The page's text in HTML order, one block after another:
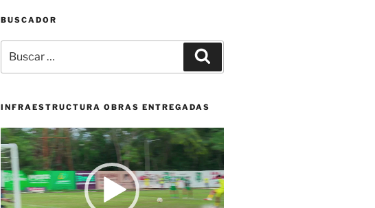
BUSCADOR
por:
INFRAESTRUCTURA OBRAS ENTREGADAS
Reproductor
de
vídeo